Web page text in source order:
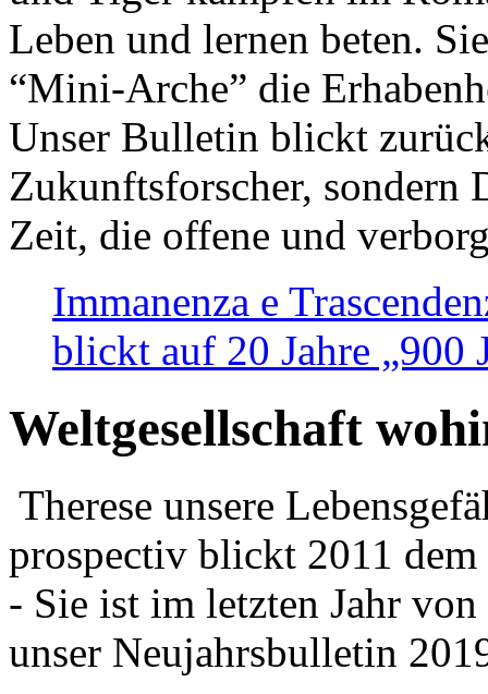
Leben und lernen beten.
“Mini-Arche” die
Unser Bulletin blickt
Zukunftsforscher, sondern
Zeit, die offene und
Immanenza e
blickt auf 20 Jahre „900
Weltgesellschaft
Therese unsere
prospectiv blickt 2011
- Sie ist im letzten Jahr
unser Neujahrsbulletin